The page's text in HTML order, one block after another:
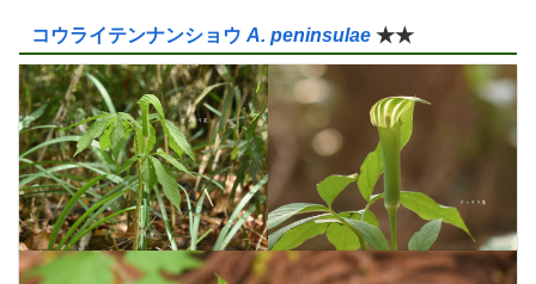
コウライテンナンショウ A. peninsulae ★★